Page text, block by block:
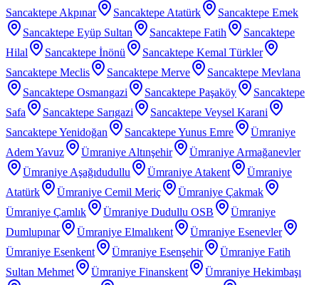
Sancaktepe Akpınar
Sancaktepe Atatürk
Sancaktepe Emek
Sancaktepe Eyüp Sultan
Sancaktepe Fatih
Sancaktepe
Hilal
Sancaktepe İnönü
Sancaktepe Kemal Türkler
Sancaktepe Meclis
Sancaktepe Merve
Sancaktepe Mevlana
Sancaktepe Osmangazi
Sancaktepe Paşaköy
Sancaktepe
Safa
Sancaktepe Sarıgazi
Sancaktepe Veysel Karani
Sancaktepe Yenidoğan
Sancaktepe Yunus Emre
Ümraniye
Adem Yavuz
Ümraniye Altınşehir
Ümraniye Armağanevler
Ümraniye Aşağıdudullu
Ümraniye Atakent
Ümraniye
Atatürk
Ümraniye Cemil Meriç
Ümraniye Çakmak
Ümraniye Çamlık
Ümraniye Dudullu OSB
Ümraniye
Dumlupınar
Ümraniye Elmalıkent
Ümraniye Esenevler
Ümraniye Esenkent
Ümraniye Esenşehir
Ümraniye Fatih
Sultan Mehmet
Ümraniye Finanskent
Ümraniye Hekimbaşı